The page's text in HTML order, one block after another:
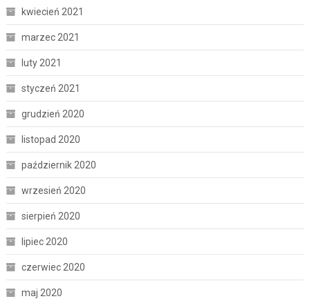
kwiecień 2021
marzec 2021
luty 2021
styczeń 2021
grudzień 2020
listopad 2020
październik 2020
wrzesień 2020
sierpień 2020
lipiec 2020
czerwiec 2020
maj 2020